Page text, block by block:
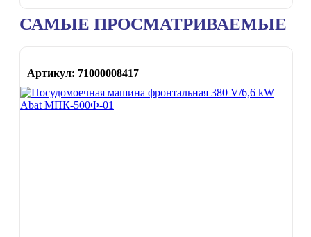
САМЫЕ ПРОСМАТРИВАЕМЫЕ
Артикул: 71000008417